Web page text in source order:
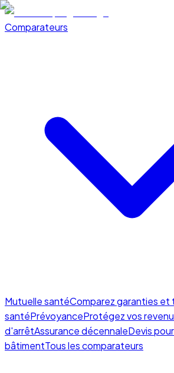
Comparateurs
Mutuelle santéComparez garanties et
santéPrévoyanceProtégez vos
d'arrêtAssurance décennaleDevis
bâtimentTous les comparateurs